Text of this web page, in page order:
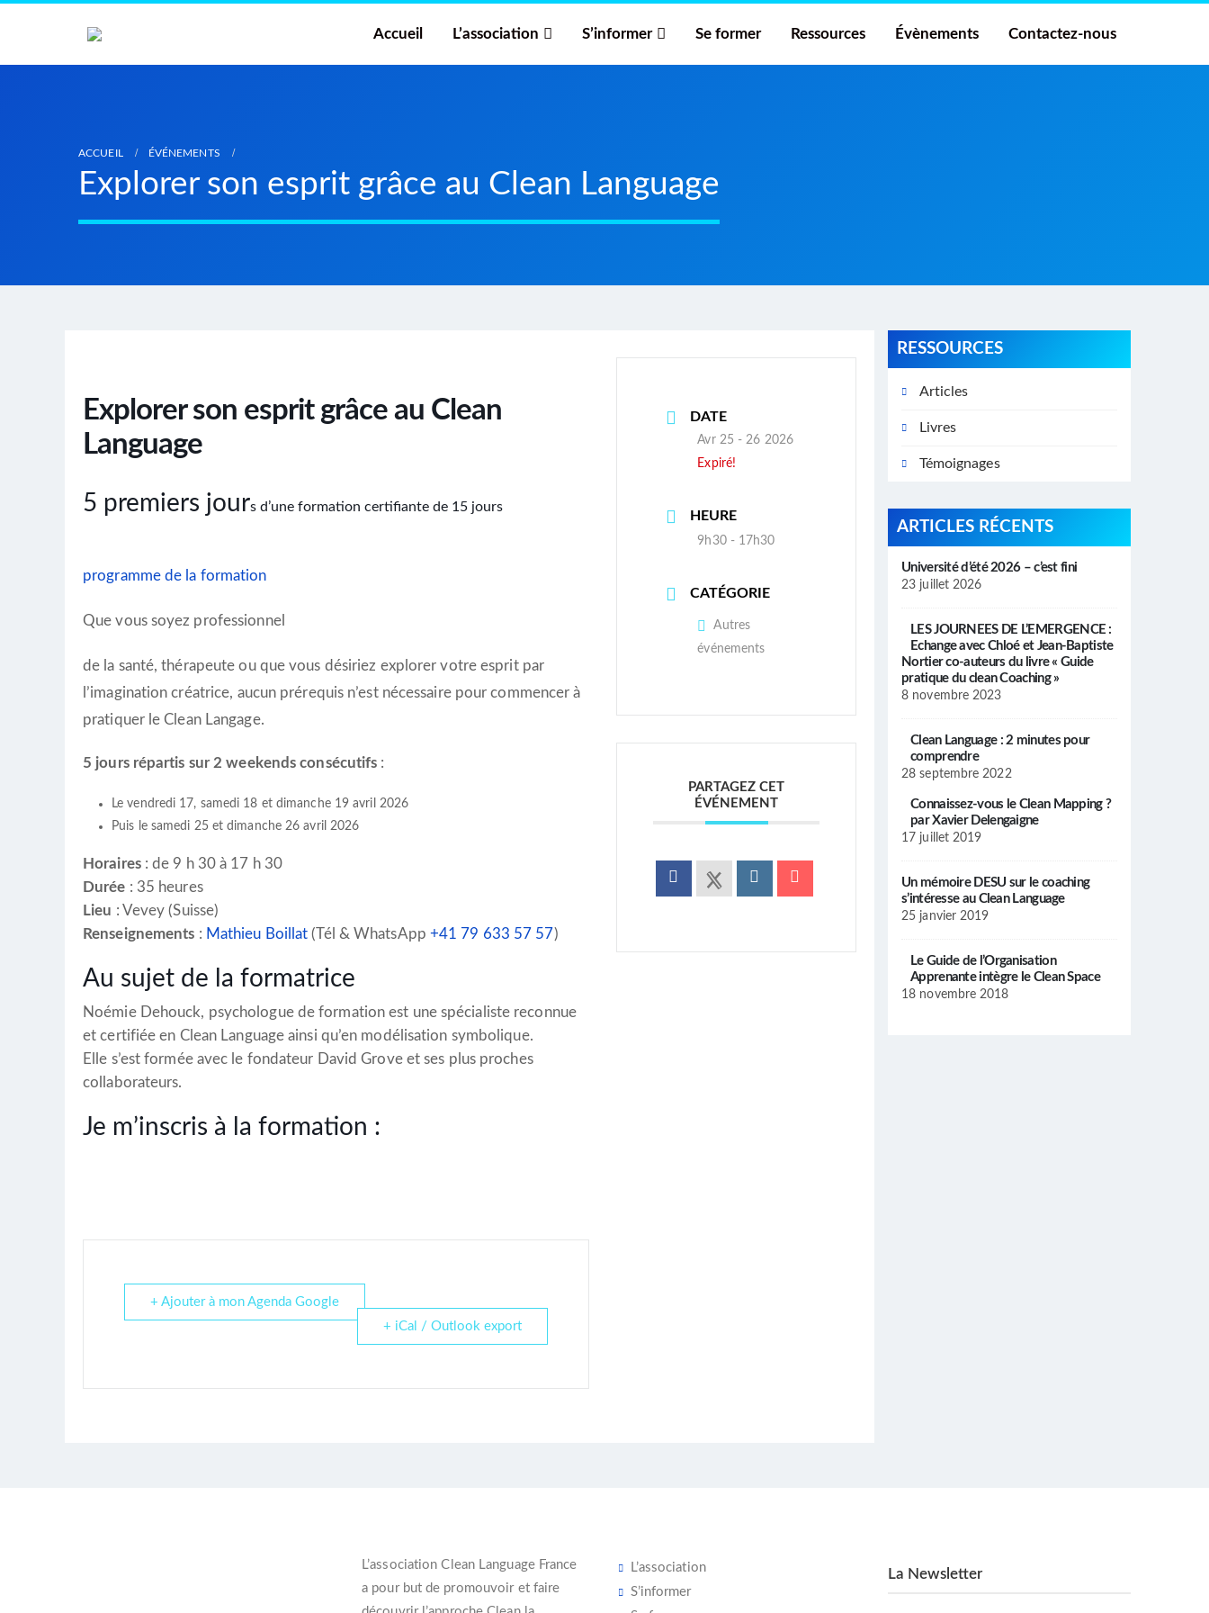
Accueil L’association S’informer Se former Ressources Évènements Contactez-nous
ACCUEIL ÉVÉNEMENTS
Explorer son esprit grâce au Clean Language
Explorer son esprit grâce au Clean
Language
5 premiers jours d’une formation certifiante de 15 jours
programme de la formation
Que vous soyez professionnel
de la santé, thérapeute ou que vous désiriez explorer votre esprit par
l’imagination créatrice, aucun prérequis n’est nécessaire pour commencer à
pratiquer le Clean Langage.
5 jours répartis sur 2 weekends consécutifs :
Le vendredi 17, samedi 18 et dimanche 19 avril 2026
Puis le samedi 25 et dimanche 26 avril 2026
Horaires: de 9 h 30 à 17 h 30
Durée : 35 heures
Lieu : Vevey (Suisse)
Renseignements : Mathieu Boillat (Tél & WhatsApp +41 79 633 57 57)
Au sujet de la formatrice
Noémie Dehouck, psychologue de formation est une spécialiste reconnue
et certifiée en Clean Language ainsi qu’en modélisation symbolique.
Elle s’est formée avec le fondateur David Grove et ses plus proches
collaborateurs.
Je m’inscris à la formation :
+ Ajouter à mon Agenda Google
+ iCal / Outlook export
DATE
Avr 25 - 26 2026
Expiré!
HEURE
9h30 - 17h30
CATÉGORIE
Autres
événements
PARTAGEZ CET
ÉVÉNEMENT
RESSOURCES
Articles
Livres
Témoignages
ARTICLES RÉCENTS
Université d’été 2026 – c’est fini
23 juillet 2026
LES JOURNEES DE L’EMERGENCE :
Echange avec Chloé et Jean-Baptiste
Nortier co-auteurs du livre « Guide
pratique du clean Coaching »
8 novembre 2023
Clean Language : 2 minutes pour
comprendre
28 septembre 2022
Connaissez-vous le Clean Mapping ?
par Xavier Delengaigne
17 juillet 2019
Un mémoire DESU sur le coaching
s’intéresse au Clean Language
25 janvier 2019
Le Guide de l’Organisation
Apprenante intègre le Clean Space
18 novembre 2018
L’association Clean Language France
a pour but de promouvoir et faire
L’association
S’informer
La Newsletter